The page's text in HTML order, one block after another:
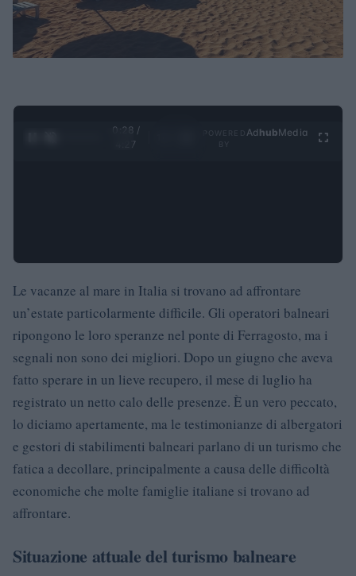
0:29 /
4:27
Ad hubMedia
Le vacanze al mare in Italia si trovano ad affrontare
un’estate particolarmente difficile. Gli operatori balneari
ripongono le loro speranze nel ponte di Ferragosto, ma i
segnali non sono dei migliori. Dopo un giugno che aveva
fatto sperare in un lieve recupero, il mese di luglio ha
registrato un netto calo delle presenze. È un vero peccato,
lo diciamo apertamente, ma le testimonianze di albergatori
e gestori di stabilimenti balneari parlano di un turismo che
fatica a decollare, principalmente a causa delle difficoltà
economiche che molte famiglie italiane si trovano ad
affrontare.
Situazione attuale del turismo balneare